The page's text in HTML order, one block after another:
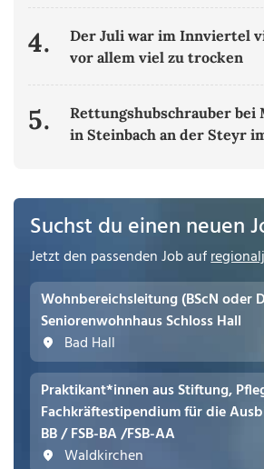
4.
Der Juli war im Innviertel
vor allem viel zu trocken
5.
Rettungshubschrauber
in Steinbach an der Steyr
Suchst du einen neuen
Jetzt den passenden Job auf
Wohnbereichsleitung (BScN oder
Seniorenwohnhaus Schloss Hall
Bad Hall
Praktikant*innen aus Stiftung,
Fachkräftestipendium für die
BB / FSB-BA /FSB-AA
Waldkirchen